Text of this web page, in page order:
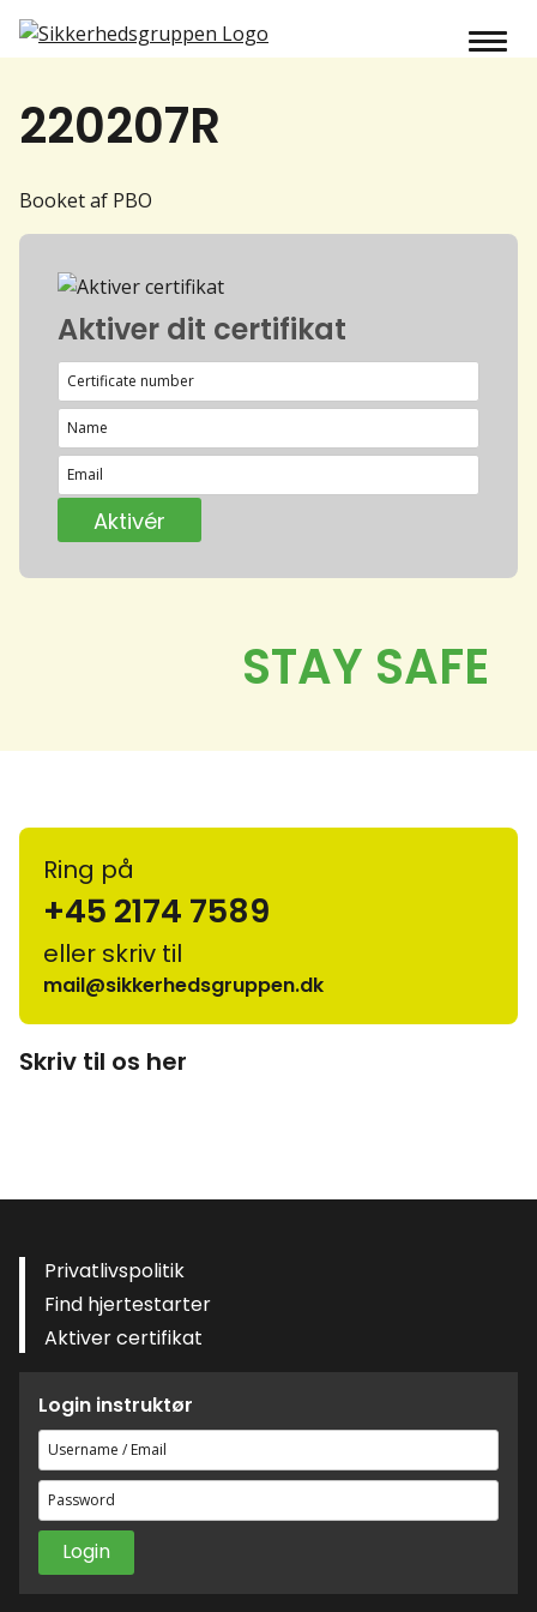
220207R
Booket af PBO
Aktiver dit certifikat
Ring på
+45 2174 7589
eller skriv til
mail@sikkerhedsgruppen.dk
Skriv til os her
Privatlivspolitik
Find hjertestarter
Aktiver certifikat
Login instruktør
Brugernavn
eller
e-
mailadresse
Adgangskode